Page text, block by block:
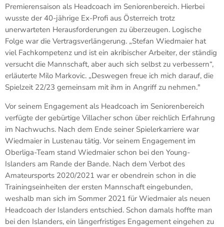
Premierensaison als Headcoach im Seniorenbereich. Hierbei
wusste der 40-jährige Ex-Profi aus Österreich trotz
unerwarteten Herausforderungen zu überzeugen. Logische
Folge war die Vertragsverlängerung. „Stefan Wiedmaier hat
viel Fachkompetenz und ist ein akribischer Arbeiter, der ständig
versucht die Mannschaft, aber auch sich selbst zu verbessern“,
erläuterte Milo Markovic. „Deswegen freue ich mich darauf, die
Spielzeit 22/23 gemeinsam mit ihm in Angriff zu nehmen."
Vor seinem Engagement als Headcoach im Seniorenbereich
verfügte der gebürtige Villacher schon über reichlich Erfahrung
im Nachwuchs. Nach dem Ende seiner Spielerkarriere war
Wiedmaier in Lustenau tätig. Vor seinem Engagement im
Oberliga-Team stand Wiedmaier schon bei den Young-
Islanders am Rande der Bande. Nach dem Verbot des
Amateursports 2020/2021 war er obendrein schon in die
Trainingseinheiten der ersten Mannschaft eingebunden,
weshalb man sich im Sommer 2021 für Wiedmaier als neuen
Headcoach der Islanders entschied. Schon damals hoffte man
bei den Islanders, ein längerfristiges Engagement eingehen zu